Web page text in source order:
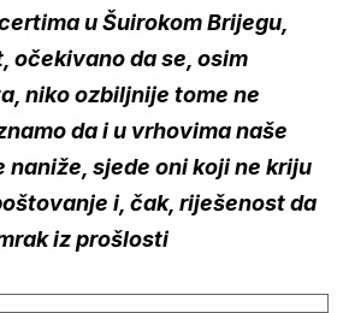
u Šuirokom Brijegu,
očekivano da se, osim
niko ozbiljnije tome ne
da i u vrhovima naše
naniže, sjede oni koji ne kriju
i, čak, riješenost da
iz prošlosti